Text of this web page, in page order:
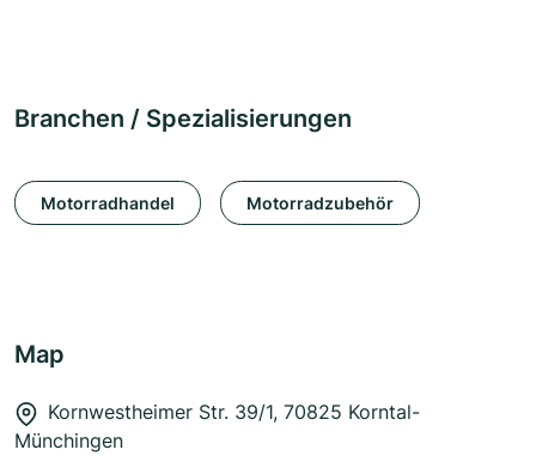
Branchen / Spezialisierungen
Motorradhandel Motorradzubehör
Map
Kornwestheimer Str. 39/1, 70825 Korntal-
Münchingen